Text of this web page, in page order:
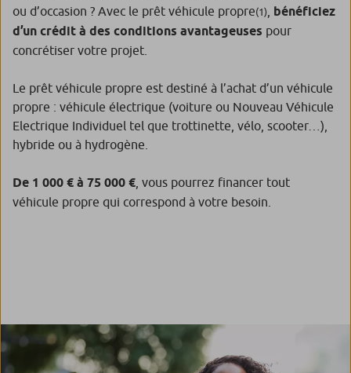
ou d’occasion ? Avec le prêt véhicule propre(1) bénéficiez
d’un crédit à des conditions avantageuses pour
concrétiser votre projet.
Le prêt véhicule propre est destiné à l’achat d’un véhicule
propre : véhicule électrique (voiture ou Nouveau Véhicule
Electrique Individuel tel que trottinette, vélo, scooter…),
hybride ou à hydrogène.
De 1 000 € à 75 000 € , vous pourrez financer tout
véhicule propre qui correspond à votre besoin.